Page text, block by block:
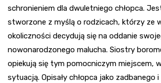
schronieniem dla dwuletniego chłopca.
stworzone z myślą o rodzicach, którzy ze
okoliczności decydują się na oddanie
nowonarodzonego malucha. Siostry
opiekują się tym pomocniczym miejscem,
sytuacją. Opisały chłopca jako zadbanego